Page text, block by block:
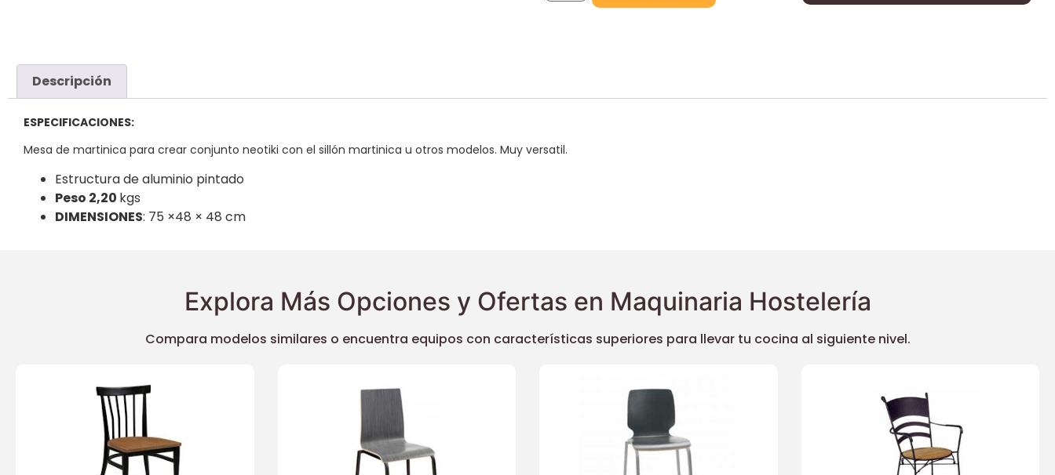
Descripción
ESPECIFICACIONES:
Mesa de martinica para crear conjunto neotiki con el sillón martinica u otros modelos. Muy versatil.
Estructura de aluminio pintado
Peso 2,20 kgs
DIMENSIONES: 75 ×48 × 48 cm
Explora Más Opciones y Ofertas en Maquinaria Hostelería
Compara modelos similares o encuentra equipos con características superiores para llevar tu cocina al siguiente nivel.